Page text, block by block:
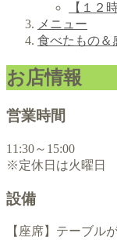
【１２
メニュー
食べたもの＆
お店情報
営業時間
11:30～15:00
※定休日は火曜日
設備
【座席】テーブル